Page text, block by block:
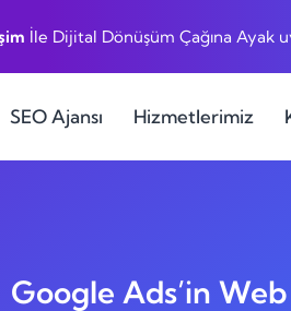
İle Dijital Dönüşüm Çağına Ayak
SEO Ajansı Hizmetlerimiz
Google Ads’in